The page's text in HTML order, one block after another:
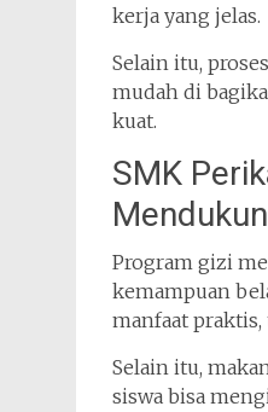
kerja yang jelas.
Selain itu,
mudah di
kuat.
SMK
Program gizi
kemampuan
manfaat
Selain itu,
siswa bisa